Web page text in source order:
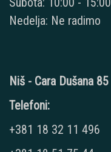
Nedelja: Ne radimo
Niš - Cara Dušana 85
Telefoni:
+381 18 32 11 496